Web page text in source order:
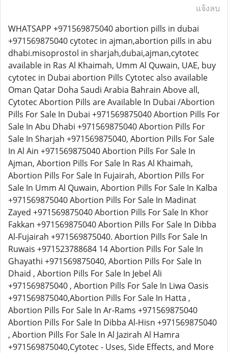
แจ้งลบ
WHATSAPP +971569875040 abortion pills in dubai
+971569875040 cytotec in ajman,abortion pills in abu
dhabi.misoprostol in sharjah,dubai,ajman,cytotec
available in Ras Al Khaimah, Umm Al Quwain, UAE, buy
cytotec in Dubai abortion Pills Cytotec also available
Oman Qatar Doha Saudi Arabia Bahrain Above all,
Cytotec Abortion Pills are Available In Dubai /Abortion
Pills For Sale In Dubai +971569875040 Abortion Pills For
Sale In Abu Dhabi +971569875040 Abortion Pills For
Sale In Sharjah +971569875040, Abortion Pills For Sale
In Al Ain +971569875040 Abortion Pills For Sale In
Ajman, Abortion Pills For Sale In Ras Al Khaimah,
Abortion Pills For Sale In Fujairah, Abortion Pills For
Sale In Umm Al Quwain, Abortion Pills For Sale In Kalba
+971569875040 Abortion Pills For Sale In Madinat
Zayed +971569875040 Abortion Pills For Sale In Khor
Fakkan +971569875040 Abortion Pills For Sale In Dibba
Al-Fujairah +971569875040. Abortion Pills For Sale In
Ruwais +971523788684 14 Abortion Pills For Sale In
Ghayathi +971569875040, Abortion Pills For Sale In
Dhaid , Abortion Pills For Sale In Jebel Ali
+971569875040 , Abortion Pills For Sale In Liwa Oasis
+971569875040,Abortion Pills For Sale In Hatta ,
Abortion Pills For Sale In Ar-Rams +971569875040
Abortion Pills For Sale In Dibba Al-Hisn +971569875040
, Abortion Pills For Sale In Al Jazirah Al Hamra
+971569875040,Cytotec - Uses, Side Effects, and More